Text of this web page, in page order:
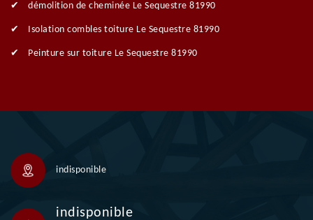
démolition de cheminée Le Sequestre 81990
Isolation combles toiture Le Sequestre 81990
Peinture sur toiture Le Sequestre 81990
indisponible
indisponible